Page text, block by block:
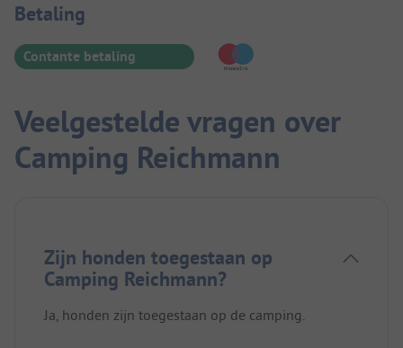
Betaalinformatie
Betaling
Contante betaling
Veelgestelde vragen over
Camping Reichmann
Zijn honden toegestaan op
Camping Reichmann?
Ja, honden zijn toegestaan op de camping.